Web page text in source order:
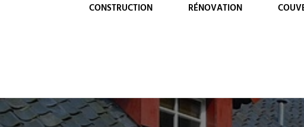
CONSTRUCTION RÉNOVATION